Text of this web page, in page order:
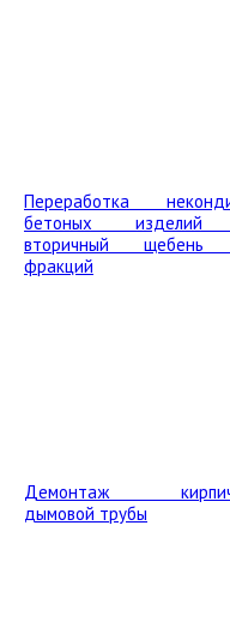
Переработка
бетоных
вторичный щебень
фракций
Демонтаж
дымовой трубы